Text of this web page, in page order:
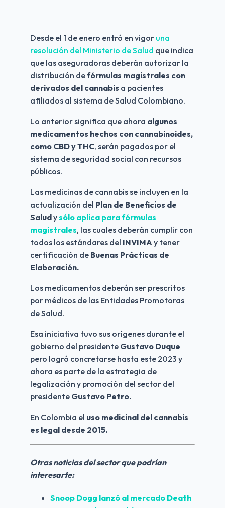
Desde el 1 de enero entró en vigor una
resolución del Ministerio de Salud que indica
que las aseguradoras deberán autorizar la
distribución de fórmulas magistrales con
derivados del cannabis a pacientes
afiliados al sistema de Salud Colombiano.
Lo anterior significa que ahora algunos
medicamentos hechos con cannabinoides,
como CBD y THC, serán pagados por el
sistema de seguridad social con recursos
públicos.
Las medicinas de cannabis se incluyen en la
actualización del Plan de Beneficios de
Salud y sólo aplica para fórmulas
magistrales, las cuales deberán cumplir con
todos los estándares del INVIMA y tener
certificación de Buenas Prácticas de
Elaboración.
Los medicamentos deberán ser prescritos
por médicos de las Entidades Promotoras
de Salud.
Esa iniciativa tuvo sus orígenes durante el
gobierno del presidente Gustavo Duque
pero logró concretarse hasta este 2023 y
ahora es parte de la estrategia de
legalización y promoción del sector del
presidente Gustavo Petro.
En Colombia el uso medicinal del cannabis
es legal desde 2015.
Otras noticias del sector que podrían
interesarte:
Snoop Dogg lanzó al mercado Death